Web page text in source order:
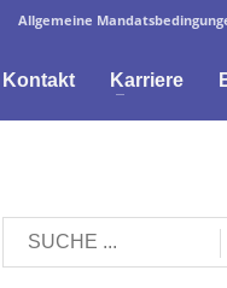
Allgemeine
Kontakt Karriere